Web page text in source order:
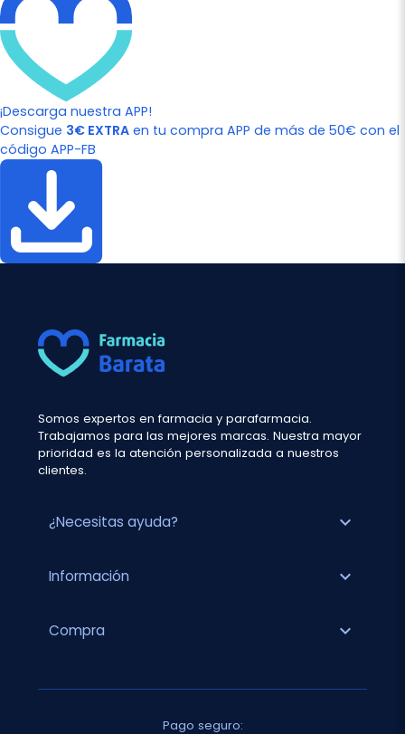
¡Descarga nuestra APP!
Consigue 3€ EXTRA en tu compra APP de más de 50€ con el
código APP-FB
Somos expertos en farmacia y parafarmacia.
Trabajamos para las mejores marcas. Nuestra mayor
prioridad es la atención personalizada a nuestros
clientes.
¿Necesitas ayuda? expand_more
Información expand_more
Compra expand_more
Pago seguro: